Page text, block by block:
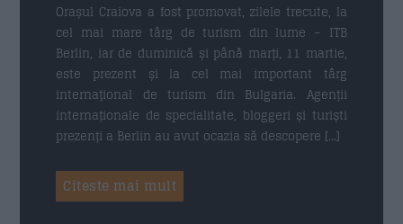
Orașul Craiova a fost promovat, zilele trecute, la
cel mai mare târg de turism din lume – ITB
Berlin, iar de duminică și până marți, 11 martie,
este prezent și la cel mai important târg
internațional de turism din Bulgaria. Agenții
internaționale de specialitate, bloggeri și turiști
prezenți a Berlin au avut ocazia să descopere […]
Citeste mai mult